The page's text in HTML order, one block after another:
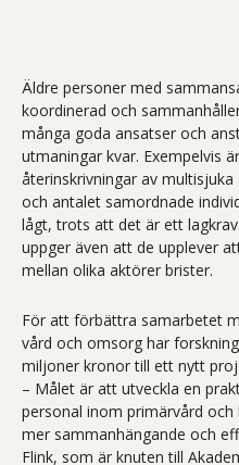
Äldre personer med
koordinerad och
många goda ansatser och
utmaningar kvar. Exempelvis
återinskrivningar av
och antalet samordnade
lågt, trots att det är ett
uppger även att de upplever
mellan olika aktörer brister.
För att förbättra samarbetet
vård och omsorg har
miljoner kronor till ett nytt
– Målet är att utveckla en
personal inom primärvård
mer sammanhängande och
Flink, som är knuten till